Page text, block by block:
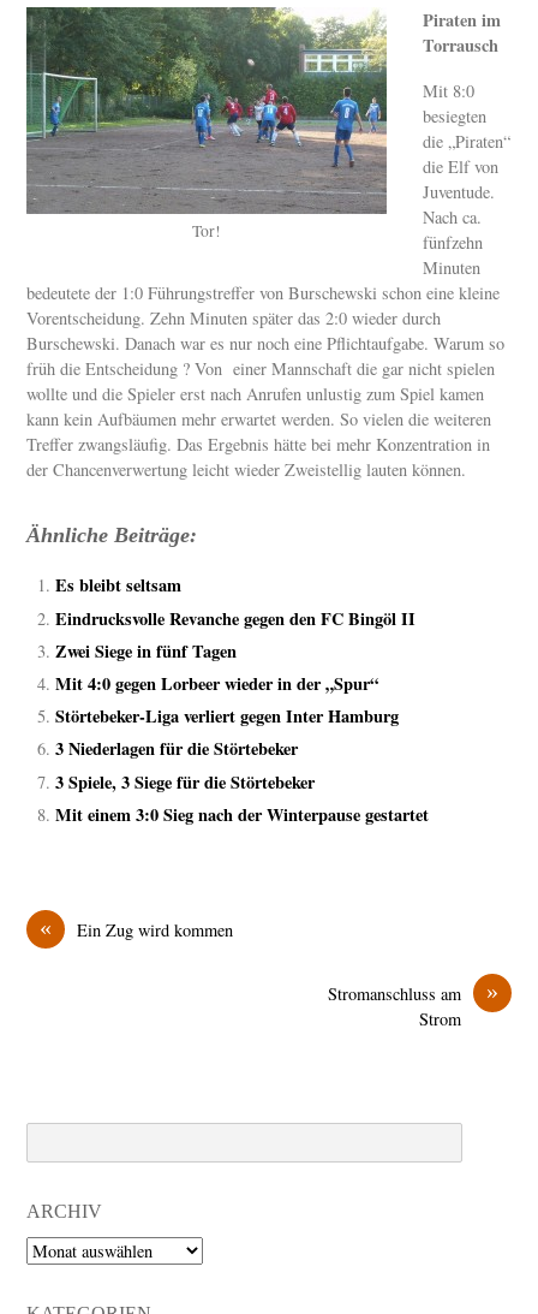
Tor!
Piraten im
Torrausch
Mit 8:0
besiegten
die „Piraten“
die Elf von
Juventude.
Nach ca.
fünfzehn
Minuten
bedeutete der 1:0 Führungstreffer von Burschewski schon eine kleine
Vorentscheidung. Zehn Minuten später das 2:0 wieder durch
Burschewski. Danach war es nur noch eine Pflichtaufgabe. Warum so
früh die Entscheidung ? Von einer Mannschaft die gar nicht spielen
wollte und die Spieler erst nach Anrufen unlustig zum Spiel kamen
kann kein Aufbäumen mehr erwartet werden. So vielen die weiteren
Treffer zwangsläufig. Das Ergebnis hätte bei mehr Konzentration in
der Chancenverwertung leicht wieder Zweistellig lauten können.
Ähnliche Beiträge:
Es bleibt seltsam
Eindrucksvolle Revanche gegen den FC Bingöl II
Zwei Siege in fünf Tagen
Mit 4:0 gegen Lorbeer wieder in der „Spur“
Störtebeker-Liga verliert gegen Inter Hamburg
3 Niederlagen für die Störtebeker
3 Spiele, 3 Siege für die Störtebeker
Mit einem 3:0 Sieg nach der Winterpause gestartet
« Ein Zug wird kommen
»
Stromanschluss am
Strom
ARCHIV
Archiv